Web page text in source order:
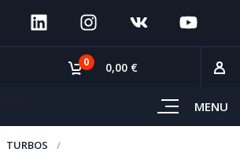
MENU
0 0,00 €
TURBOS